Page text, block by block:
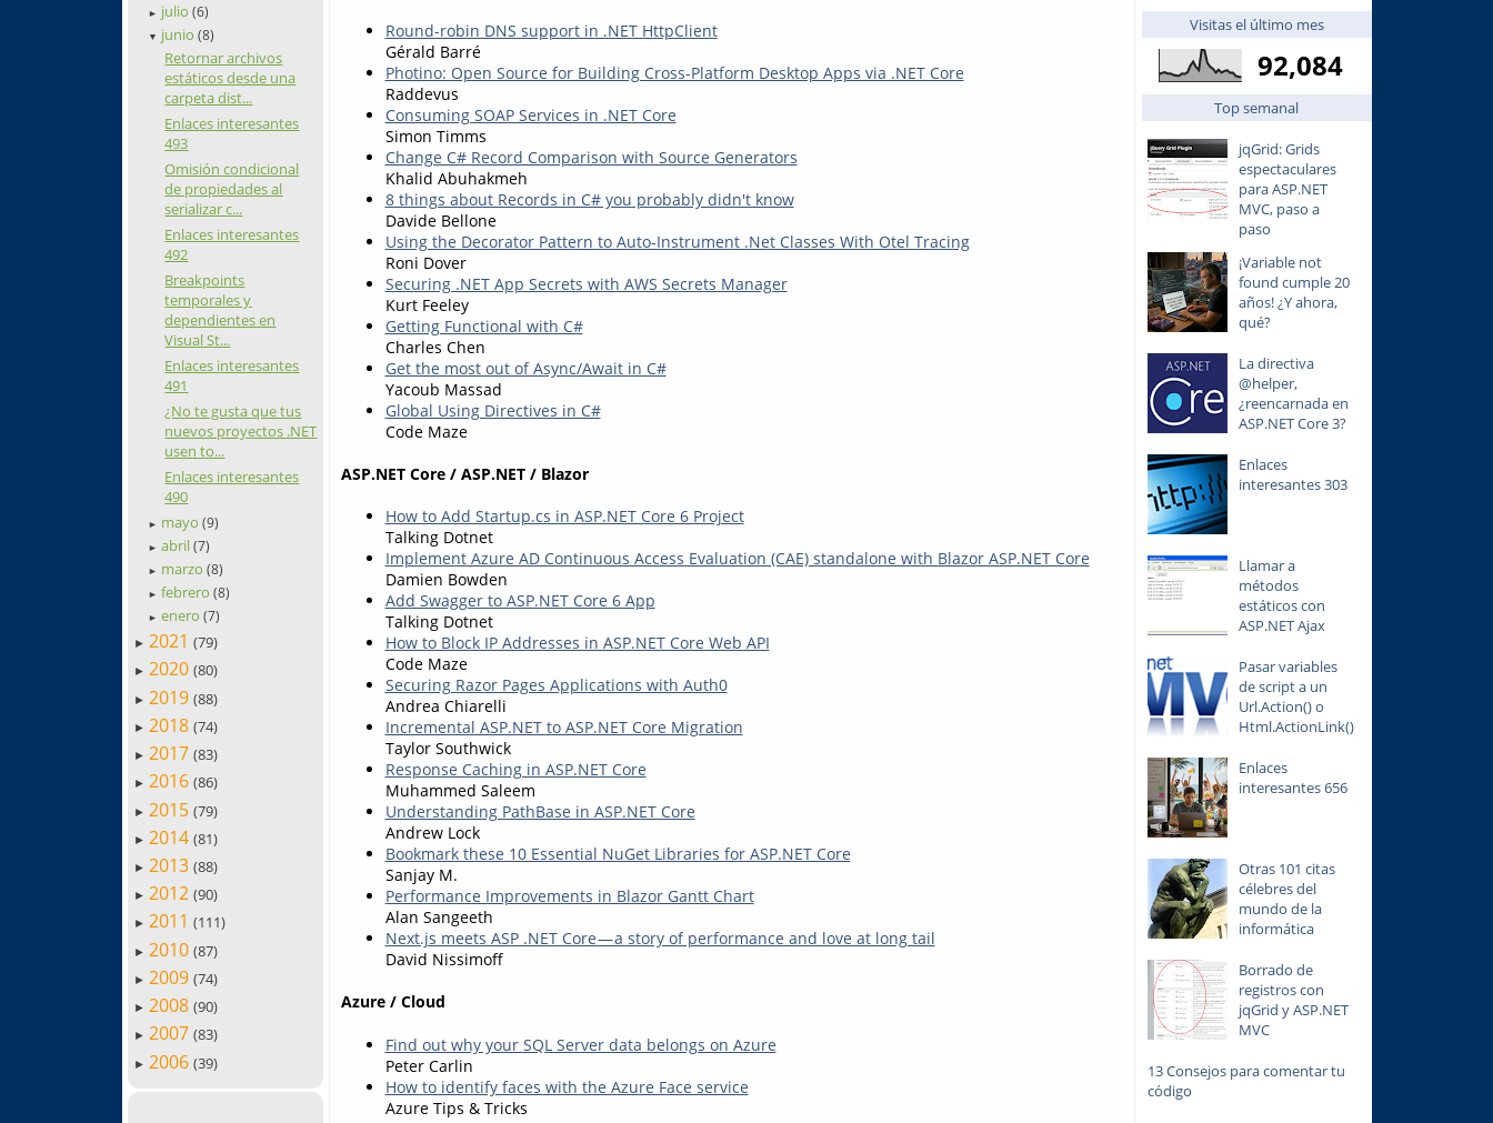
► julio(6)
▼ junio(8)
Retornar archivos
estáticos desde una
carpeta dist...
Enlaces interesantes
493
Omisión condicional
de propiedades al
serializar c...
Enlaces interesantes
492
Breakpoints
temporales y
dependientes en
Visual St...
Enlaces interesantes
491
¿No te gusta que tus
nuevos proyectos .NET
usen to...
Enlaces interesantes
490
► mayo(9)
► abril(7)
► marzo(8)
► febrero(8)
► enero(7)
► 2021 (79)
► 2020 (80)
► 2019 (88)
► 2018 (74)
► 2017 (83)
► 2016 (86)
► 2015 (79)
► 2014 (81)
► 2013 (88)
► 2012 (90)
► 2011 (111)
► 2010 (87)
► 2009 (74)
► 2008 (90)
► 2007 (83)
► 2006 (39)
Round-robin DNS support in .NET HttpClient
Gérald Barré
Photino: Open Source for Building Cross-Platform Desktop Apps via .NET Core
Raddevus
Consuming SOAP Services in .NET Core
Simon Timms
Change C# Record Comparison with Source Generators
Khalid Abuhakmeh
8 things about Records in C# you probably didn't know
Davide Bellone
Using the Decorator Pattern to Auto-Instrument .Net Classes With Otel Tracing
Roni Dover
Securing .NET App Secrets with AWS Secrets Manager
Kurt Feeley
Getting Functional with C#
Charles Chen
Get the most out of Async/Await in C#
Yacoub Massad
Global Using Directives in C#
Code Maze
ASP.NET Core / ASP.NET / Blazor
How to Add Startup.cs in ASP.NET Core 6 Project
Talking Dotnet
Implement Azure AD Continuous Access Evaluation (CAE) standalone with Blazor ASP.NET Core
Damien Bowden
Add Swagger to ASP.NET Core 6 App
Talking Dotnet
How to Block IP Addresses in ASP.NET Core Web API
Code Maze
Securing Razor Pages Applications with Auth0
Andrea Chiarelli
Incremental ASP.NET to ASP.NET Core Migration
Taylor Southwick
Response Caching in ASP.NET Core
Muhammed Saleem
Understanding PathBase in ASP.NET Core
Andrew Lock
Bookmark these 10 Essential NuGet Libraries for ASP.NET Core
Sanjay M.
Performance Improvements in Blazor Gantt Chart
Alan Sangeeth
Next.js meets ASP .NET Core — a story of performance and love at long tail
David Nissimoff
Azure / Cloud
Find out why your SQL Server data belongs on Azure
Peter Carlin
How to identify faces with the Azure Face service
Azure Tips & Tricks
Visitas el último mes
92,084
Top semanal
jqGrid: Grids
espectaculares
para ASP.NET
MVC, paso a
paso
¡Variable not
found cumple 20
años! ¿Y ahora,
qué?
La directiva
@helper,
¿reencarnada en
ASP.NET Core 3?
Enlaces
interesantes 303
Llamar a
métodos
estáticos con
ASP.NET Ajax
Pasar variables
de script a un
Url.Action() o
Html.ActionLink()
Enlaces
interesantes 656
Otras 101 citas
célebres del
mundo de la
informática
Borrado de
registros con
jqGrid y ASP.NET
MVC
13 Consejos para comentar tu
código